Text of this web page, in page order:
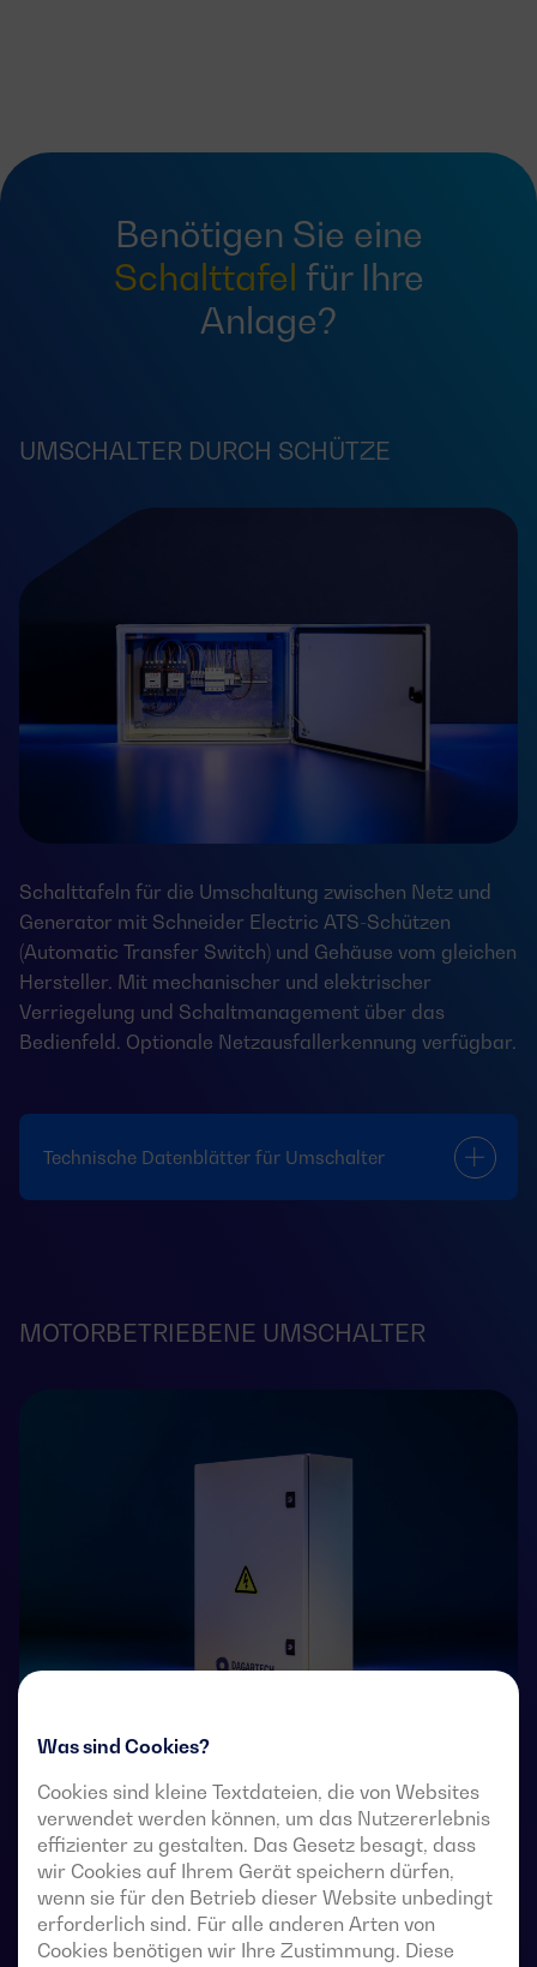
Was sind Cookies?
Cookies sind kleine Textdateien, die von Websites
verwendet werden können, um das Nutzererlebnis
effizienter zu gestalten. Das Gesetz besagt, dass
wir Cookies auf Ihrem Gerät speichern dürfen,
wenn sie für den Betrieb dieser Website unbedingt
erforderlich sind. Für alle anderen Arten von
Cookies benötigen wir Ihre Zustimmung. Diese
Benötigen Sie eine
Schalttafel für Ihre
Anlage?
UMSCHALTER DURCH SCHÜTZE
Schalttafeln für die Umschaltung zwischen Netz und
Generator mit Schneider Electric ATS-Schützen
(Automatic Transfer Switch) und Gehäuse vom gleichen
Hersteller. Mit mechanischer und elektrischer
Verriegelung und Schaltmanagement über das
Bedienfeld. Optionale Netzausfallerkennung verfügbar.
Technische Datenblätter für Umschalter
MOTORBETRIEBENE UMSCHALTER
Unterbrechung. Sie ermöglichen die Lastumschaltung
von zwei Drehstromquellen über potentialfreie
Fernkontakte von einer externen automatischen
Steuerung mit Impulslogik oder einem Schalter.
Sie sind für den Einsatz in Niederspannungs-